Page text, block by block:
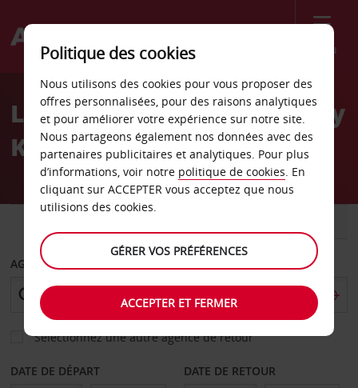
Menu
Welcome
AvisLocation de voiture Sydney
Kings Cross
AGENCE DE DÉPART
Sélectionnez une autre agence de retour
DATE DE DÉPART DATE DE RETOUR
Politique des cookies
Nous utilisons des cookies pour vous proposer des
offres personnalisées, pour des raisons analytiques
et pour améliorer votre expérience sur notre site.
Nous partageons également nos données avec des
partenaires publicitaires et analytiques. Pour plus
d’informations, voir notre politique de cookies. En
cliquant sur ACCEPTER vous acceptez que nous
utilisions des cookies.
GÉRER VOS PRÉFÉRENCES
ACCEPTER ET FERMER